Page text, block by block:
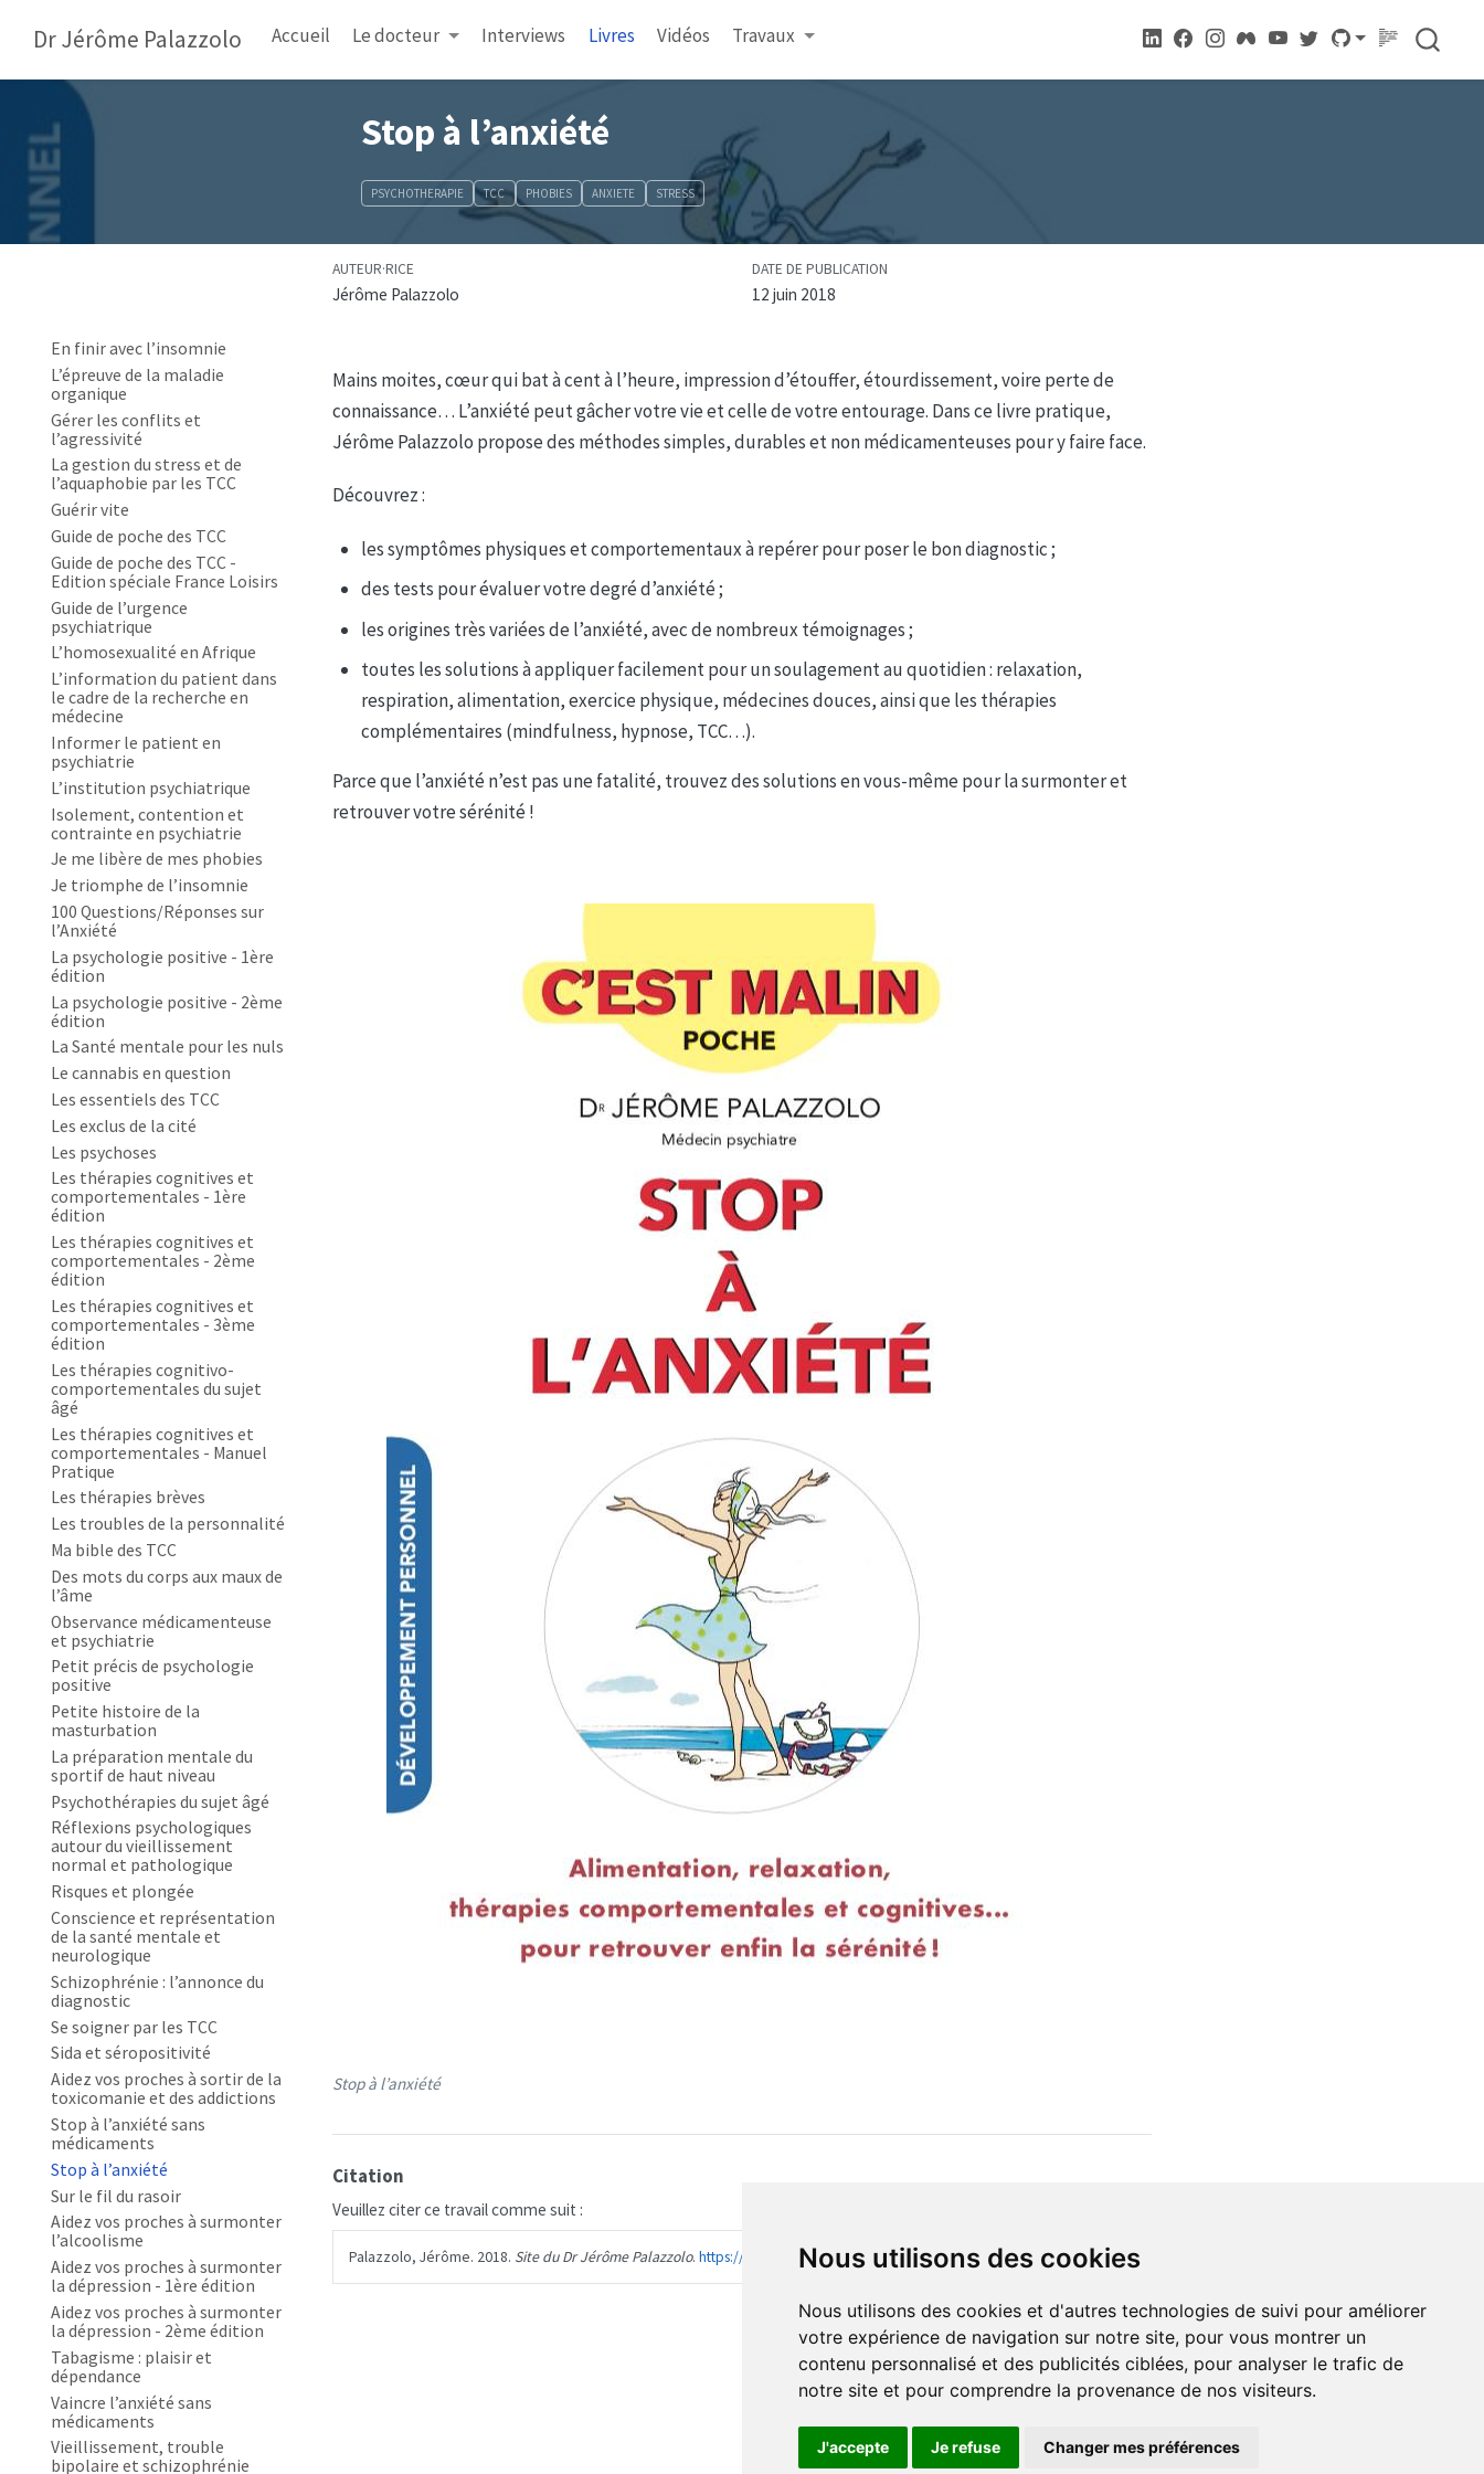
Nous utilisons des cookies
Nous utilisons des cookies et d'autres technologies de suivi pour améliorer
votre expérience de navigation sur notre site, pour vous montrer un
contenu personnalisé et des publicités ciblées, pour analyser le trafic de
notre site et pour comprendre la provenance de nos visiteurs.
J'accepte Je refuse Changer mes préférences
Dr Jérôme Palazzolo Accueil Le docteur Interviews Livres Vidéos Travaux
Stop à l’anxiété
PSYCHOTHERAPIE TCC PHOBIES ANXIETE STRESS
AUTEUR·RICE
Jérôme Palazzolo
DATE DE PUBLICATION
12 juin 2018
Coachez votre vie
psychologique - Comment
gérer l’agressivité
Communication et observance
en psychiatrie
Sentiment de contrôle et
gestion du stress
Dépression et anxiété
Dire pour vivre
En finir avec l’insomnie
L’épreuve de la maladie
organique
Gérer les conflits et
l’agressivité
La gestion du stress et de
l’aquaphobie par les TCC
Guérir vite
Guide de poche des TCC
Guide de poche des TCC -
Edition spéciale France Loisirs
Guide de l’urgence
psychiatrique
L’homosexualité en Afrique
L’information du patient dans
le cadre de la recherche en
médecine
Informer le patient en
psychiatrie
L’institution psychiatrique
Isolement, contention et
contrainte en psychiatrie
Je me libère de mes phobies
Je triomphe de l’insomnie
100 Questions/Réponses sur
l’Anxiété
La psychologie positive - 1ère
édition
La psychologie positive - 2ème
édition
La Santé mentale pour les nuls
Le cannabis en question
Les essentiels des TCC
Les exclus de la cité
Les psychoses
Les thérapies cognitives et
comportementales - 1ère
édition
Les thérapies cognitives et
comportementales - 2ème
édition
Les thérapies cognitives et
comportementales - 3ème
édition
Les thérapies cognitivo-
comportementales du sujet
âgé
Les thérapies cognitives et
comportementales - Manuel
Pratique
Les thérapies brèves
Les troubles de la personnalité
Ma bible des TCC
Des mots du corps aux maux de
l’âme
Observance médicamenteuse
et psychiatrie
Petit précis de psychologie
positive
Petite histoire de la
masturbation
La préparation mentale du
sportif de haut niveau
Psychothérapies du sujet âgé
Réflexions psychologiques
autour du vieillissement
normal et pathologique
Risques et plongée
Conscience et représentation
de la santé mentale et
neurologique
Schizophrénie : l’annonce du
diagnostic
Se soigner par les TCC
Sida et séropositivité
Aidez vos proches à sortir de la
toxicomanie et des addictions
Stop à l’anxiété sans
médicaments
Stop à l’anxiété
Sur le fil du rasoir
Aidez vos proches à surmonter
l’alcoolisme
Aidez vos proches à surmonter
la dépression - 1ère édition
Aidez vos proches à surmonter
la dépression - 2ème édition
Tabagisme : plaisir et
dépendance
Vaincre l’anxiété sans
médicaments
Vieillissement, trouble
bipolaire et schizophrénie
Mains moites, cœur qui bat à cent à l’heure, impression d’étouffer, étourdissement, voire perte de
connaissance… L’anxiété peut gâcher votre vie et celle de votre entourage. Dans ce livre pratique,
Jérôme Palazzolo propose des méthodes simples, durables et non médicamenteuses pour y faire face.
Découvrez :
les symptômes physiques et comportementaux à repérer pour poser le bon diagnostic ;
des tests pour évaluer votre degré d’anxiété ;
les origines très variées de l’anxiété, avec de nombreux témoignages ;
toutes les solutions à appliquer facilement pour un soulagement au quotidien : relaxation,
respiration, alimentation, exercice physique, médecines douces, ainsi que les thérapies
complémentaires (mindfulness, hypnose, TCC…).
Parce que l’anxiété n’est pas une fatalité, trouvez des solutions en vous-même pour la surmonter et
retrouver votre sérénité !
Stop à l’anxiété
Citation
Veuillez citer ce travail comme suit :
Palazzolo, Jérôme. 2018. Site du Dr Jérôme Palazzolo. https://www.docteurjeromepalazzolo.fr.